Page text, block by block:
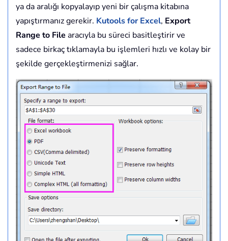
ya da aralığı kopyalayıp yeni bir çalışma kitabına
yapıştırmanız gerekir. Kutools for Excel, Export
Range to File aracıyla bu süreci basitleştirir ve
sadece birkaç tıklamayla bu işlemleri hızlı ve kolay bir
şekilde gerçekleştirmenizi sağlar.